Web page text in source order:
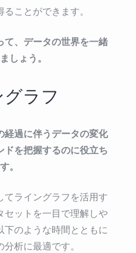
ことができます。
て、データの世界を一緒
しょう。
ラフ
経過に伴うデータの変化
ドを把握するのに役立ち
。
てライングラフを活用す
セットを一目で理解しや
のような時間とともに
析に最適です。